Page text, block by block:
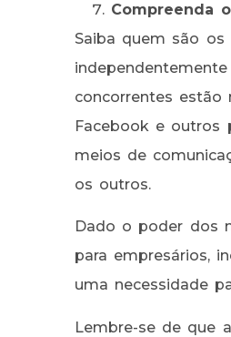
Compreenda
Saiba quem são os
concorrentes
Facebook e outros
meios de
os outros.
Dado o poder dos
para empresários,
uma necessidade
Lembre-se de que